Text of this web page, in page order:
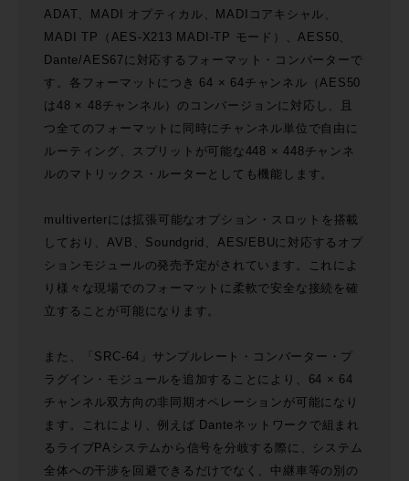
ADAT、MADI オプティカル、MADIコアキシャル、
MADI TP（AES-X213 MADI-TP モード）、AES50、
Dante/AES67に対応するフォーマット・コンバーターで
す。各フォーマットにつき 64 × 64チャンネル（AES50
は48 × 48チャンネル）のコンバージョンに対応し、且
つ全てのフォーマットに同時にチャンネル単位で自由に
ルーティング、スプリットが可能な448 × 448チャンネ
ルのマトリックス・ルーターとしても機能します。
multiverterには拡張可能なオプション・スロットを搭載
しており、AVB、Soundgrid、AES/EBUに対応するオプ
ションモジュールの発売予定がされています。これによ
り様々な現場でのフォーマットに柔軟で安全な接続を確
立することが可能になります。
また、「SRC-64」サンプルレート・コンバーター・プ
ラグイン・モジュールを追加することにより、64 × 64
チャンネル双方向の非同期オペレーションが可能になり
ます。これにより、例えば Danteネットワークで組まれ
るライブPAシステムから信号を分岐する際に、システム
全体への干渉を回避できるだけでなく、中継車等の別の